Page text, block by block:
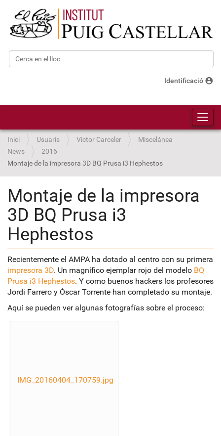
Cerca
Identificació account_circle
Inici Usuaris Victor Carceler
Miscelánea
News
2016
Montaje de la impresora 3D BQ Prusa i3 Hephestos
Montaje de la impresora
3D BQ Prusa i3
Hephestos
Recientemente el AMPA ha dotado al centro con su primera
impresora 3D. Un magnífico ejemplar rojo del modelo BQ
Prusa i3 Hephestos. Y como buenos hackers los profesores
Jordi Farrero y Óscar Torrente han completado su montaje.
Aquí se pueden ver algunas fotografías sobre el proceso:
IMG_20160404_170759.jpg